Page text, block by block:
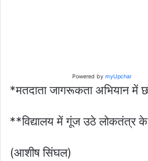
Powered bymyUpchar
*मतदाता जागरूकता अभियान में
**विद्यालय में गूंज उठे लोकतंत्र
(आशीष सिंघल)